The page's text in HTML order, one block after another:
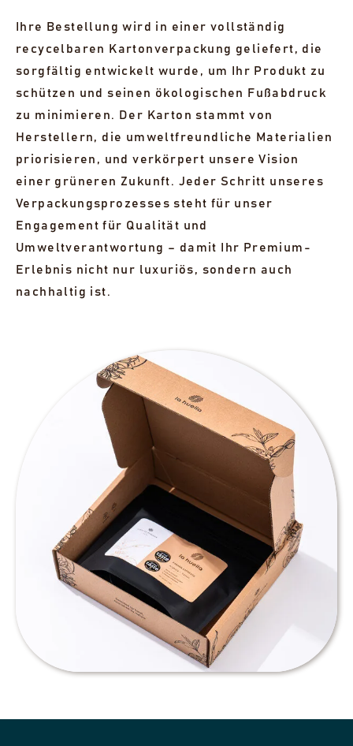
Ihre Bestellung wird in einer vollständig
recycelbaren Kartonverpackung geliefert, die
sorgfältig entwickelt wurde, um Ihr Produkt zu
schützen und seinen ökologischen Fußabdruck
zu minimieren. Der Karton stammt von
Herstellern, die umweltfreundliche Materialien
priorisieren, und verkörpert unsere Vision
einer grüneren Zukunft. Jeder Schritt unseres
Verpackungsprozesses steht für unser
Engagement für Qualität und
Umweltverantwortung – damit Ihr Premium-
Erlebnis nicht nur luxuriös, sondern auch
nachhaltig ist.